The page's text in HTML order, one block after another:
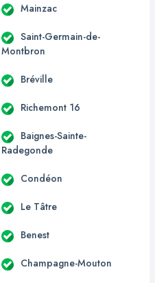
Mainzac
Saint-Germain-de-
Montbron
Bréville
Richemont 16
Baignes-Sainte-
Radegonde
Condéon
Le Tâtre
Benest
Champagne-Mouton